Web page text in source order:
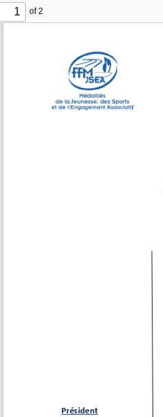
of 2
Président